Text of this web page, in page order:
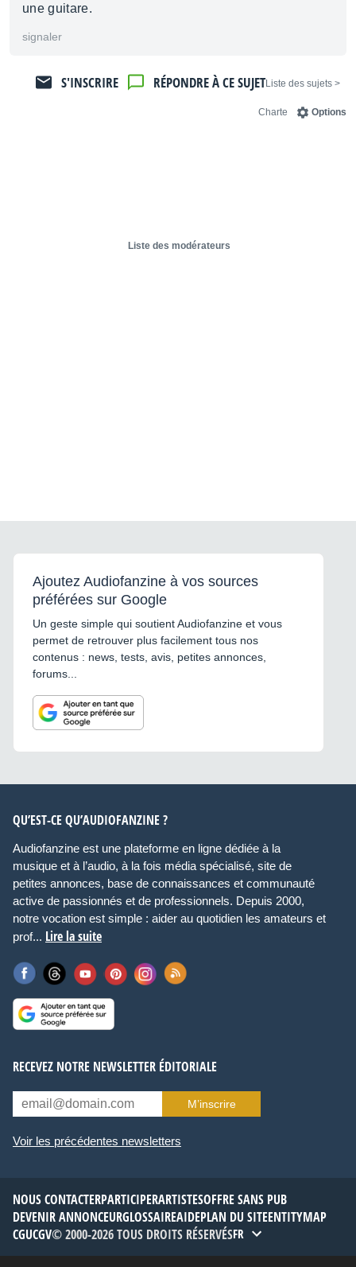
une guitare.
signaler
< Liste des sujets
RÉPONDRE À CE SUJET
S'INSCRIRE
Options
Charte
Liste des modérateurs
Ajoutez Audiofanzine à vos sources
préférées sur Google
Un geste simple qui soutient Audiofanzine et vous
permet de retrouver plus facilement tous nos
contenus : news, tests, avis, petites annonces,
forums...
QU’EST-CE QU’AUDIOFANZINE ?
Audiofanzine est une plateforme en ligne dédiée à la
musique et à l’audio, à la fois média spécialisé, site de
petites annonces, base de connaissances et communauté
active de passionnés et de professionnels. Depuis 2000,
notre vocation est simple : aider au quotidien les amateurs et
prof... Lire la suite
RECEVEZ NOTRE NEWSLETTER ÉDITORIALE
M’inscrire
Voir les précédentes newsletters
NOUS CONTACTERPARTICIPERARTISTESOFFRE SANS PUB
DEVENIR ANNONCEURGLOSSAIREAIDEPLAN DU SITEENTITYMAP
CGUCGV© 2000-2026 TOUS DROITS RÉSERVÉSFR